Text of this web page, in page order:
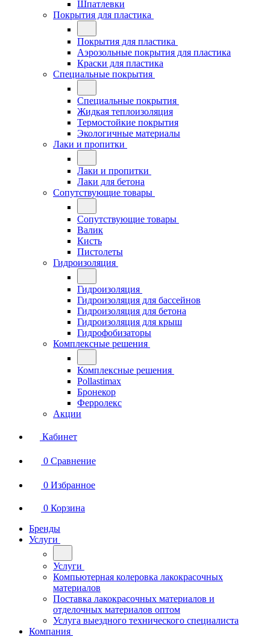
Шпатлевки
Покрытия для пластика
Покрытия для пластика
Аэрозольные покрытия для пластика
Краски для пластика
Специальные покрытия
Специальные покрытия
Жидкая теплоизоляция
Термостойкие покрытия
Экологичные материалы
Лаки и пропитки
Лаки и пропитки
Лаки для бетона
Сопутствующие товары
Сопутствующие товары
Валик
Кисть
Пистолеты
Гидроизоляция
Гидроизоляция
Гидроизоляция для бассейнов
Гидроизоляция для бетона
Гидроизоляция для крыш
Гидрофобизаторы
Комплексные решения
Комплексные решения
Pollastimax
Бронекор
Ферролекс
Акции
Кабинет
0 Сравнение
0 Избранное
0 Корзина
Бренды
Услуги
Услуги
Компьютерная колеровка лакокрасочных
материалов
Поставка лакокрасочных материалов и
отделочных материалов оптом
Услуга выездного технического специалиста
Компания